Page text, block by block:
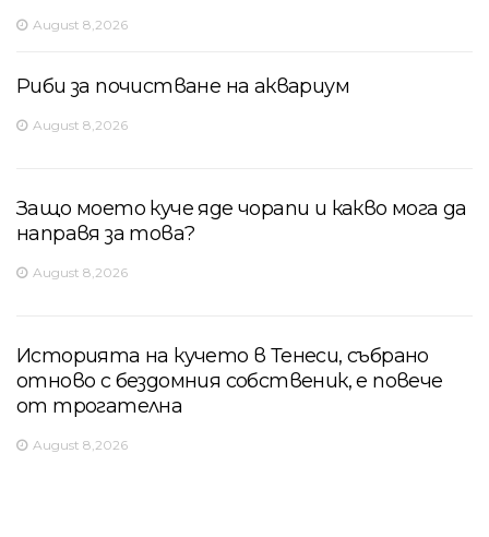
August 8,2026
Риби за почистване на аквариум
August 8,2026
Защо моето куче яде чорапи и какво мога да
направя за това?
August 8,2026
Историята на кучето в Тенеси, събрано
отново с бездомния собственик, е повече
от трогателна
August 8,2026